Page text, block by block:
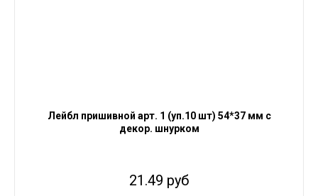
Лейбл пришивной арт. 1 (уп.10 шт) 54*37 мм с
декор. шнурком
21.49 руб